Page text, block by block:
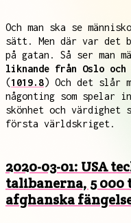
Och man ska se
sätt. Men där var det
på gatan. Så ser man
liknande från Oslo och
(1019.8) Och det slår
någonting som spelar
skönhet och värdighet
första världskriget.
2020-03-01: USA
talibanerna, 5
afghanska